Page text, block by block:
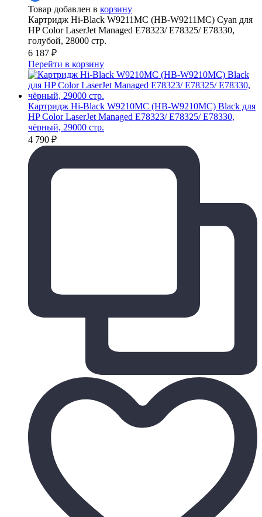
Товар добавлен в корзину
Картридж Hi-Black W9211MC (HB-W9211MC) Cyan для
HP Color LaserJet Managed E78323/ E78325/ E78330,
голубой, 28000 стр.
6 187 ₽
Перейти в корзину
Картридж Hi-Black W9210MC (HB-W9210MC) Black для
HP Color LaserJet Managed E78323/ E78325/ E78330,
чёрный, 29000 стр.
4 790 ₽